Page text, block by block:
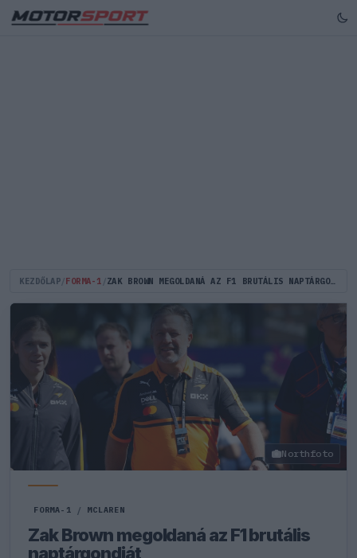
KEZDŐLAP FORMA-1 ZAK BROWN MEGOLDANÁ AZ F1 BRUTÁLIS NAPTÁRGONDJÁT
Northfoto
FORMA-1 / MCLAREN
Zak Brown megoldaná az F1 brutális
naptárgondját